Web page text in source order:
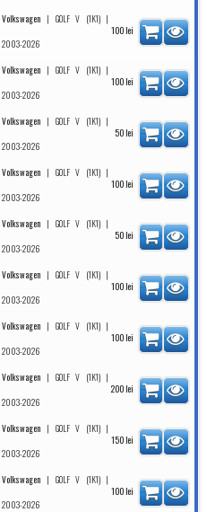
Volkswagen | GOLF V (1K1)|
2003-2026
100 lei
Volkswagen | GOLF V (1K1)|
2003-2026
100 lei
Volkswagen | GOLF V (1K1)|
2003-2026
50 lei
Volkswagen | GOLF V (1K1)|
2003-2026
100 lei
Volkswagen | GOLF V (1K1)|
2003-2026
50 lei
Volkswagen | GOLF V (1K1)|
2003-2026
100 lei
Volkswagen | GOLF V (1K1)|
2003-2026
100 lei
Volkswagen | GOLF V (1K1)|
2003-2026
200 lei
Volkswagen | GOLF V (1K1)|
2003-2026
150 lei
Volkswagen | GOLF V (1K1)|
2003-2026
100 lei